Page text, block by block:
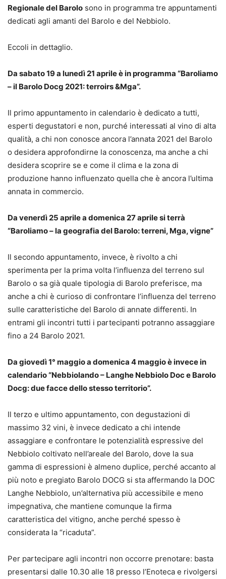
Regionale del Barolo sono in programma tre appuntamenti
dedicati agli amanti del Barolo e del Nebbiolo.
Eccoli in dettaglio.
Da sabato 19 a lunedì 21 aprile è in programma “Baroliamo
– il Barolo Docg 2021: terroirs &Mga”.
Il primo appuntamento in calendario è dedicato a tutti,
esperti degustatori e non, purché interessati al vino di alta
qualità, a chi non conosce ancora l’annata 2021 del Barolo
o desidera approfondirne la conoscenza, ma anche a chi
desidera scoprire se e come il clima e la zona di
produzione hanno influenzato quella che è ancora l’ultima
annata in commercio.
Da venerdì 25 aprile a domenica 27 aprile si terrà
“Baroliamo – la geografia del Barolo: terreni, Mga, vigne”
Il secondo appuntamento, invece, è rivolto a chi
sperimenta per la prima volta l’influenza del terreno sul
Barolo o sa già quale tipologia di Barolo preferisce, ma
anche a chi è curioso di confrontare l’influenza del terreno
sulle caratteristiche del Barolo di annate differenti. In
entrami gli incontri tutti i partecipanti potranno assaggiare
fino a 24 Barolo 2021.
Da giovedì 1° maggio a domenica 4 maggio è invece in
calendario “Nebbiolando – Langhe Nebbiolo Doc e Barolo
Docg: due facce dello stesso territorio”.
Il terzo e ultimo appuntamento, con degustazioni di
massimo 32 vini, è invece dedicato a chi intende
assaggiare e confrontare le potenzialità espressive del
Nebbiolo coltivato nell’areale del Barolo, dove la sua
gamma di espressioni è almeno duplice, perché accanto al
più noto e pregiato Barolo DOCG si sta affermando la DOC
Langhe Nebbiolo, un’alternativa più accessibile e meno
impegnativa, che mantiene comunque la firma
caratteristica del vitigno, anche perché spesso è
considerata la “ricaduta”.
Per partecipare agli incontri non occorre prenotare: basta
presentarsi dalle 10.30 alle 18 presso l’Enoteca e rivolgersi